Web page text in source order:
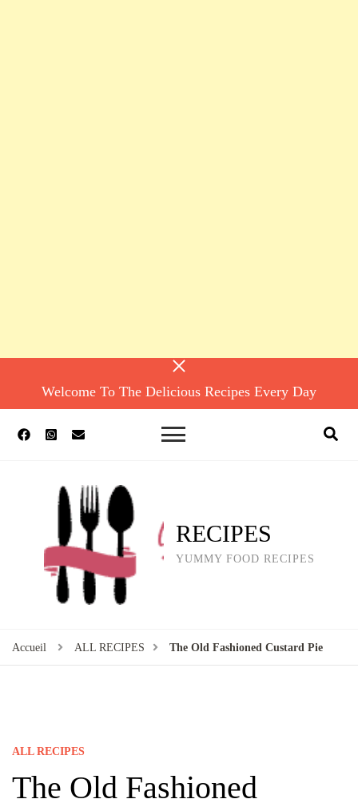
Welcome To The Delicious Recipes Every Day
RECIPES
YUMMY FOOD RECIPES
Accueil ALL RECIPES The Old Fashioned Custard Pie
ALL RECIPES
The Old Fashioned